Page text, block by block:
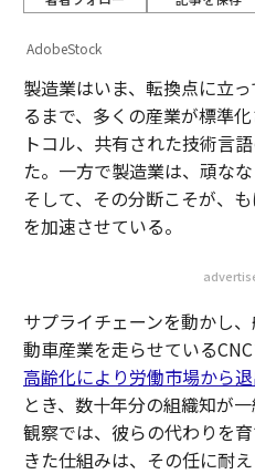
AdobeStock
製造業はいま、転換点に立
るまで、多くの産業が標準
トコル、共有された技術言
た。一方で製造業は、頑な
そして、その分断こそが、
を加速させている。
サプライチェーンを動かし
動車産業を走らせているCNC
高齢化により労働市場から
とき、数十年分の組織知が
観察では、彼らの代わりを
きた仕組みは、その任に耐